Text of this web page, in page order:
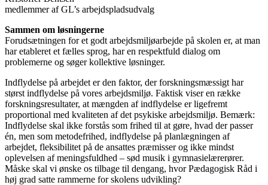
medlemmer af GL’s arbejdspladsudvalg
Sammen om løsningerne
Forudsætningen for et godt arbejdsmiljøarbejde på skolen er, at man
har etableret et fælles sprog, har en respektfuld dialog om
problemerne og søger kollektive løsninger.
Indflydelse på arbejdet er den faktor, der forskningsmæssigt har
størst indflydelse på vores arbejdsmiljø. Faktisk viser en række
forskningsresultater, at mængden af indflydelse er ligefremt
proportional med kvaliteten af det psykiske arbejdsmiljø. Bemærk:
Indflydelse skal ikke forstås som frihed til at gøre, hvad der passer
én, men som metodefrihed, indflydelse på planlægningen af
arbejdet, fleksibilitet på de ansattes præmisser og ikke mindst
oplevelsen af meningsfuldhed – sød musik i gymnasielærerører.
Måske skal vi ønske os tilbage til dengang, hvor Pædagogisk Råd i
høj grad satte rammerne for skolens udvikling?